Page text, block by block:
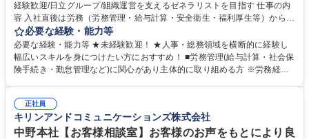
経験歓迎/日立グループ/組織運営を支えるゼネラリストを目指す 仕事の内
容 入社直後は労務（労務管理・給与計算・安全衛生・福利厚生等）からお
任せいたします。将来は総務・採用・教育業務へ守備範囲を広げ、組織運
営を支えるゼネラリストをめざせます。 ・初期業務：労働時間管理、給与
計算、社会保険対応、福利厚生管理、安全衛生、健康経営推進等をお任せ
します。ご経験に応じて、休職者管理など、幅広く経験を積んでいただき
幅広く経験を積みたい意欲がある方に最適な環境です。 募集職種 【総
務・人事】未経験歓迎/日立グループ/組織運営を支えるゼネラリストを目
指す
必要な経験・能力等
必要な経験・能力等 ★未経験歓迎！ ★人事・総務領域を横断的に経験し
幅広いスキルを身につけたい方におすすめ！ ■労務管理(給与計算・社会保
険手続き・勤怠管理など)に関心があり主体的に取り組める方 ※労務経験
のご経験 ■労務管理（給与計算・社会保険手続き・勤怠管理など）の経験
■衛生管理者の資格をお持ちの方 学歴・資格 学歴：大学院 大学 高専 短大
専修学校 高校 語学力： 資格：
正社員
キリンアンドコミュニケーションズ株式会社
中野本社【お客様相談室】お客様のお声をもとにより良